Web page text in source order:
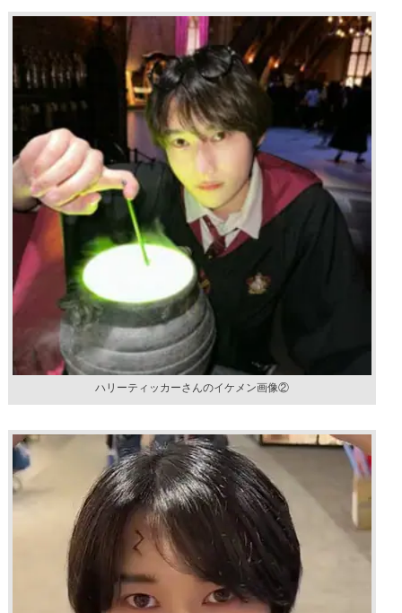
ハリーティッカーさんのイケメン画像②